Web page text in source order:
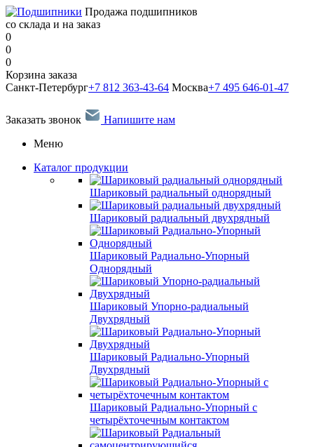
Продажа подшипников
со склада и на заказ
0
0
0
Корзина заказа
Санкт-Петербург+7 812 363-43-64 Москва+7 495 646-01-47
Заказать звонок
Напишите нам
Меню
Каталог продукции
Шариковый радиальный однорядный
Шариковый радиальный двухрядный
Шариковый Радиально-Упорный
Однорядный
Шариковый Упорно-радиальный
Двухрядный
Шариковый Радиально-Упорный
Двухрядный
Шариковый Радиально-Упорный с
четырёхточечным контактом